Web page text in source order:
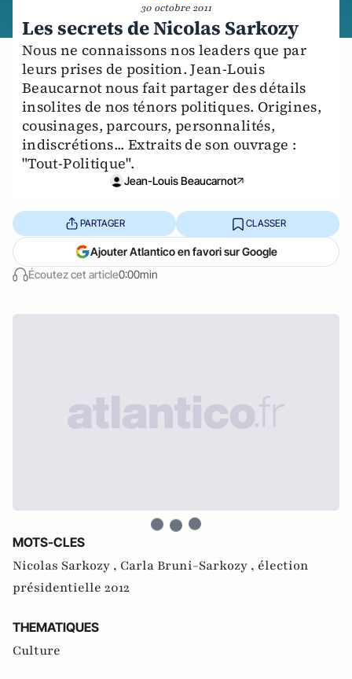
30 octobre 2011
Les secrets de Nicolas Sarkozy
Nous ne connaissons nos leaders que par
leurs prises de position. Jean-Louis
Beaucarnot nous fait partager des détails
insolites de nos ténors politiques. Origines,
cousinages, parcours, personnalités,
indiscrétions... Extraits de son ouvrage :
"Tout-Politique".
Jean-Louis Beaucarnot
Écoutez cet article0:00min
PARTAGER CLASSER
Ajouter Atlantico en favori sur Google
MOTS-CLES
Nicolas Sarkozy , Carla Bruni-Sarkozy , élection
présidentielle 2012
THEMATIQUES
Culture